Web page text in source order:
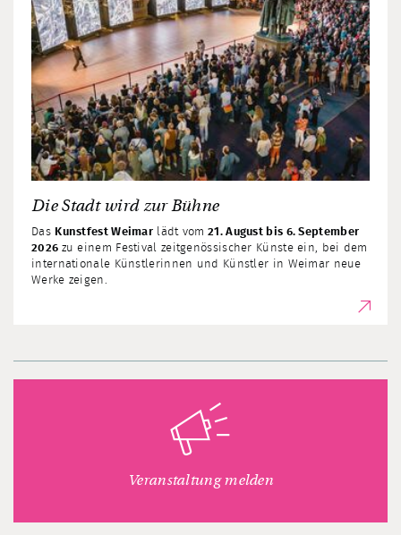
Die Stadt wird zur Bühne
Das Kunstfest Weimar lädt vom 21. August bis 6. September
2026 zu einem Festival zeitgenössischer Künste ein, bei dem
internationale Künstlerinnen und Künstler in Weimar neue
Werke zeigen.
Veranstaltung melden